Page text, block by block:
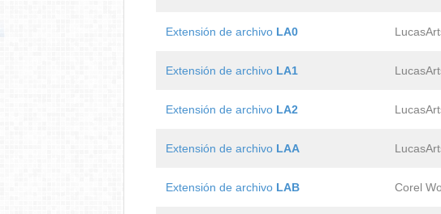
Extensión de archivo LA0
Extensión de archivo LA1
Extensión de archivo LA2
Extensión de archivo LAA
Extensión de archivo LAB Corel